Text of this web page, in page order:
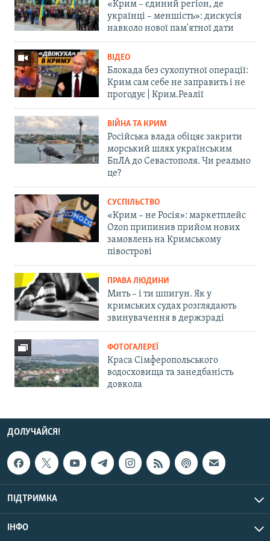
«Крим – єдиний регіон, де
українці – меншість»: дискусія
навколо нової пам'ятної дати
ВІДЕО
Блокада без сухопутної операції:
Крим сам себе не заправить і не
прогодує | Крим.Реалії
ВІЙНА ТА КРИМ
Російська влада обіцяє закрити
морський шлях українським
БпЛА до Севастополя. Чи реально
це?
СУСПІЛЬСТВО
«Крим – не Росія»: маркетплейс
Ozon припинив прийом нових
замовлень на Кримському
півострові
ПРАВА ЛЮДИНИ
Мить – і ти шпигун. Як у
кримських судах розглядають
звинувачення в держзраді
ФОТОГАЛЕРЕЇ
Краса Сімферопольського
водосховища та занедбаність
довкола
ДОЛУЧАЙСЯ!
ПІДТРИМКА
ІНФО